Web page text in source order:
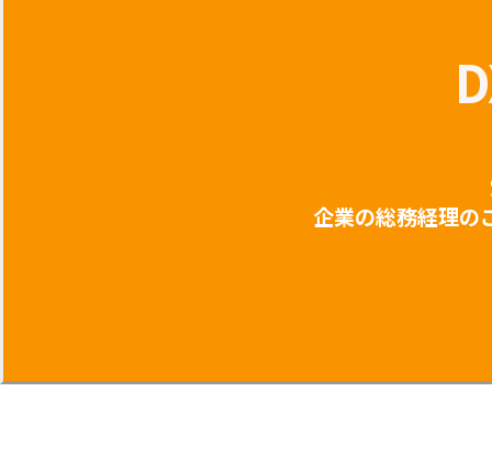
企業の総務経理の